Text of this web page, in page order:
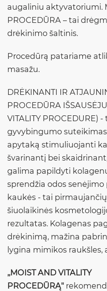
augaliniu aktyvatoriumi.
PROCEDŪRA – tai
drėkinimo šaltinis.
Procedūrą patariame
masažu.
DRĖKINANTI IR
PROCEDŪRA
VITALITY PROCEDURE)
gyvybingumo
apytaką stimuliuojanti
švarinantį bei
galima papildyti
sprendžia odos
kaukės - tai
šiuolaikinės
rezultatas. Kolagenas
drėkinimą, mažina
lygina mimikos
,,MOIST AND VITALITY
PROCEDŪRĄ"